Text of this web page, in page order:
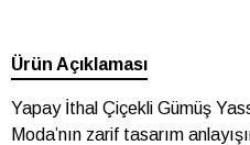
Ürün Açıklaması
Yapay İthal Çiçekli Gümüş
Moda’nın zarif tasarım